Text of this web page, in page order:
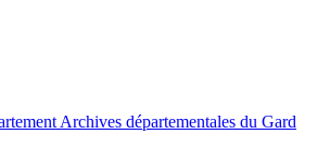
Archives départementales du Gard